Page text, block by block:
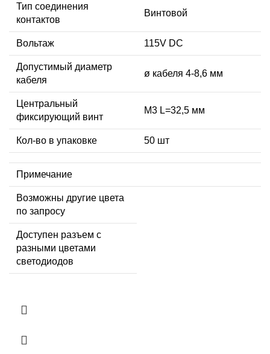
Тип соединения
контактов
Винтовой
Вольтаж 115V DC
Допустимый диаметр
кабеля
ø кабеля 4-8,6 мм
Центральный
фиксирующий винт
М3 L=32,5 мм
Кол-во в упаковке 50 шт
Примечание
Возможны другие цвета
по запросу
Доступен разъем с
разными цветами
светодиодов